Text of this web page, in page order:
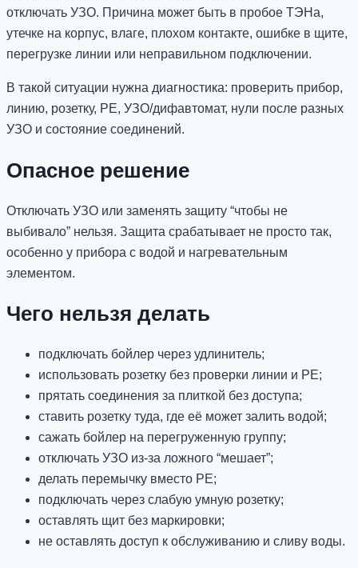
отключать УЗО. Причина может быть в пробое ТЭНа,
утечке на корпус, влаге, плохом контакте, ошибке в щите,
перегрузке линии или неправильном подключении.
В такой ситуации нужна диагностика: проверить прибор,
линию, розетку, PE, УЗО/дифавтомат, нули после разных
УЗО и состояние соединений.
Опасное решение
Отключать УЗО или заменять защиту “чтобы не
выбивало” нельзя. Защита срабатывает не просто так,
особенно у прибора с водой и нагревательным
элементом.
Чего нельзя делать
подключать бойлер через удлинитель;
использовать розетку без проверки линии и PE;
прятать соединения за плиткой без доступа;
ставить розетку туда, где её может залить водой;
сажать бойлер на перегруженную группу;
отключать УЗО из-за ложного “мешает”;
делать перемычку вместо PE;
подключать через слабую умную розетку;
оставлять щит без маркировки;
не оставлять доступ к обслуживанию и сливу воды.